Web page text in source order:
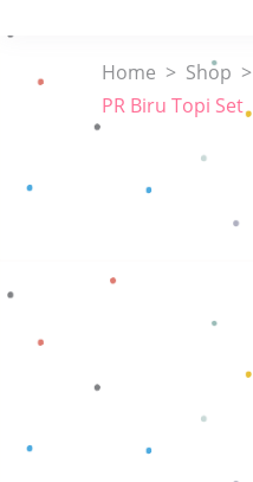
Home > Shop >
PR Biru Topi Set